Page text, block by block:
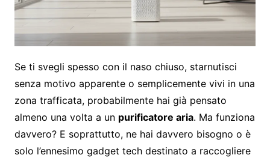
Se ti svegli spesso con il naso chiuso, starnutisci
senza motivo apparente o semplicemente vivi in una
zona trafficata, probabilmente hai già pensato
almeno una volta a un purificatore aria. Ma funziona
davvero? E soprattutto, ne hai davvero bisogno o è
solo l’ennesimo gadget tech destinato a raccogliere